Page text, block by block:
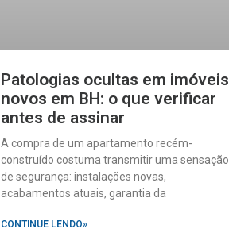
Patologias ocultas em imóveis
novos em BH: o que verificar
antes de assinar
A compra de um apartamento recém-
construído costuma transmitir uma sensação
de segurança: instalações novas,
acabamentos atuais, garantia da
CONTINUE LENDO»